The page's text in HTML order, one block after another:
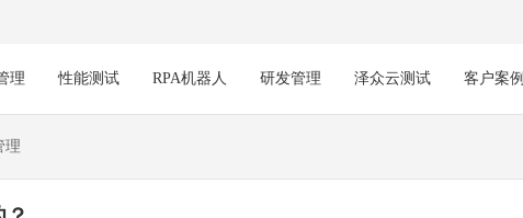
理 性能测试 RPA机器人 研发管理 泽众云测试 客户案例
理